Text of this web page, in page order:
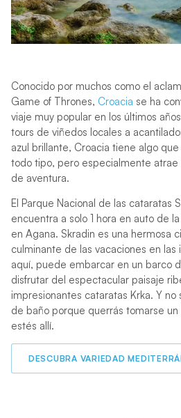
Conocido por muchos como el
Game of Thrones, Croacia se ha
viaje muy popular en los últimos
tours de viñedos locales a
azul brillante, Croacia tiene algo
todo tipo, pero especialmente atrae
de aventura.
El Parque Nacional de las cataratas
encuentra a solo 1 hora en auto de
en Agana. Skradin es una hermosa
culminante de las vacaciones en las
aquí, puede embarcar en un barco
disfrutar del espectacular paisaje
impresionantes cataratas Krka. Y
de baño porque querrás tomarse
estés allí.
DESCUBRA VARIEDAD